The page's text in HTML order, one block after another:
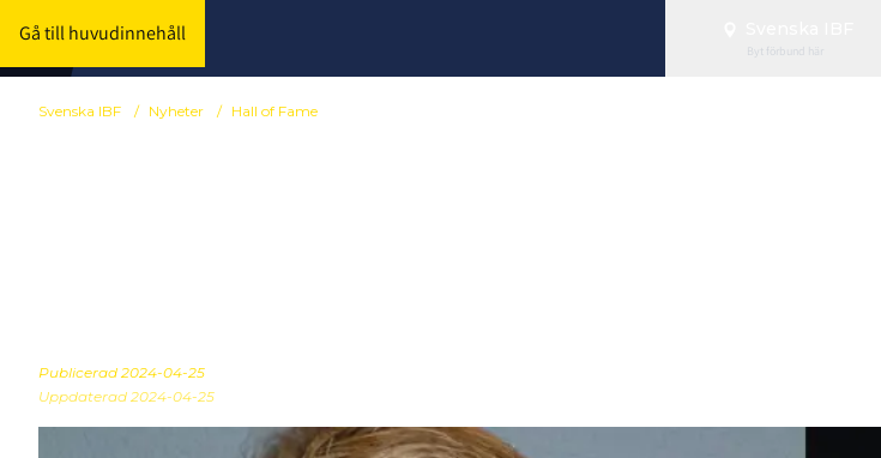
Gå till huvudinnehåll
Byt förbund här
Svenska IBF / Nyheter / Hall of Fame
Publicerad 2024-04-25
Uppdaterad 2024-04-25